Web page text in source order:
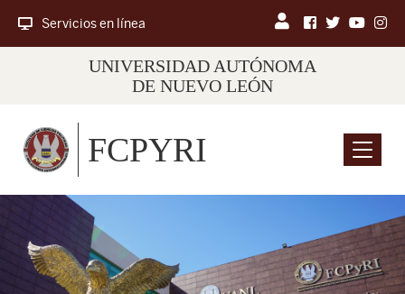
Servicios en línea
UNIVERSIDAD AUTÓNOMA
DE NUEVO LEÓN
Menu
FCPYRI